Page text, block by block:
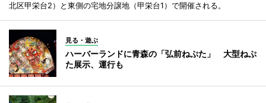
北区甲栄台2）と東側の宅地分譲地（甲栄台1）で開催される。
見る・遊ぶ
ハーバーランドに青森の「弘前ねぷた」 大型ねぷ
た展示、運行も